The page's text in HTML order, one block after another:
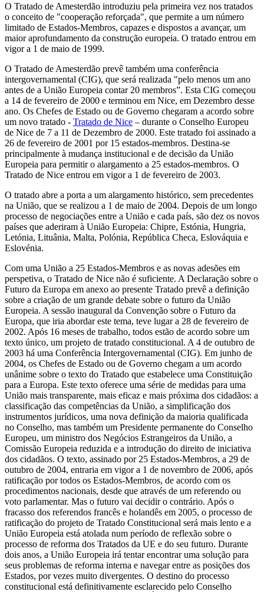
O Tratado de Amesterdão introduziu pela primeira vez nos tratados
o conceito de "cooperação reforçada", que permite a um número
limitado de Estados-Membros, capazes e dispostos a avançar, um
maior aprofundamento da construção europeia. O tratado entrou em
vigor a 1 de maio de 1999.
O Tratado de Amesterdão prevê também uma conferência
intergovernamental (CIG), que será realizada "pelo menos um ano
antes de a União Europeia contar 20 membros”. Esta CIG começou
a 14 de fevereiro de 2000 e terminou em Nice, em Dezembro desse
ano. Os Chefes de Estado ou de Governo chegaram a acordo sobre
um novo tratado - Tratado de Nice – durante o Conselho Europeu
de Nice de 7 a 11 de Dezembro de 2000. Este tratado foi assinado a
26 de fevereiro de 2001 por 15 estados-membros. Destina-se
principalmente à mudança institucional e de decisão da União
Europeia para permitir o alargamento a 25 estados-membros. O
Tratado de Nice entrou em vigor a 1 de fevereiro de 2003.
O tratado abre a porta a um alargamento histórico, sem precedentes
na União, que se realizou a 1 de maio de 2004. Depois de um longo
processo de negociações entre a União e cada país, são dez os novos
países que aderiram à União Europeia: Chipre, Estónia, Hungria,
Letónia, Lituânia, Malta, Polónia, República Checa, Eslováquia e
Eslovénia.
Com uma União a 25 Estados-Membros e as novas adesões em
perspetiva, o Tratado de Nice não é suficiente. A Declaração sobre o
Futuro da Europa em anexo ao presente Tratado prevê a definição
sobre a criação de um grande debate sobre o futuro da União
Europeia. A sessão inaugural da Convenção sobre o Futuro da
Europa, que iria abordar este tema, teve lugar a 28 de fevereiro de
2002. Após 16 meses de trabalho, todos estão de acordo sobre um
texto único, um projeto de tratado constitucional. A 4 de outubro de
2003 há uma Conferência Intergovernamental (CIG). Em junho de
2004, os Chefes de Estado ou de Governo chegam a um acordo
unânime sobre o texto do Tratado que estabelece uma Constituição
para a Europa. Este texto oferece uma série de medidas para uma
União mais transparente, mais eficaz e mais próxima dos cidadãos: a
classificação das competências da União, a simplificação dos
instrumentos jurídicos, uma nova definição da maioria qualificada
no Conselho, mas também um Presidente permanente do Conselho
Europeu, um ministro dos Negócios Estrangeiros da União, a
Comissão Europeia reduzida e a introdução do direito de iniciativa
dos cidadãos. O texto, assinado por 25 Estados-Membros, a 29 de
outubro de 2004, entraria em vigor a 1 de novembro de 2006, após
ratificação por todos os Estados-Membros, de acordo com os
procedimentos nacionais, desde que através de um referendo ou
voto parlamentar. Mas o futuro vai decidir o contrário. Após o
fracasso dos referendos francês e holandês em 2005, o processo de
ratificação do projeto de Tratado Constitucional será mais lento e a
União Europeia está atolada num período de reflexão sobre o
processo de reforma dos Tratados da UE e do seu futuro. Durante
dois anos, a União Europeia irá tentar encontrar uma solução para
seus problemas de reforma interna e navegar entre as posições dos
Estados, por vezes muito divergentes. O destino do processo
constitucional está definitivamente esclarecido pelo Conselho